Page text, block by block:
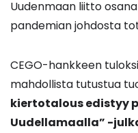
Uudenmaan liitto
pandemian johdosta
CEGO-hankkeen
mahdollista tutustua
kiertotalous edistyy
Uudellamaalla” -